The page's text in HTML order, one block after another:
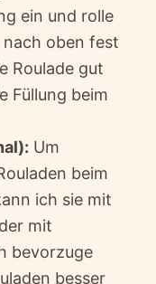
ein und rolle
oben fest
Roulade gut
Füllung beim
Um
beim
ich sie mit
mit
bevorzuge
besser